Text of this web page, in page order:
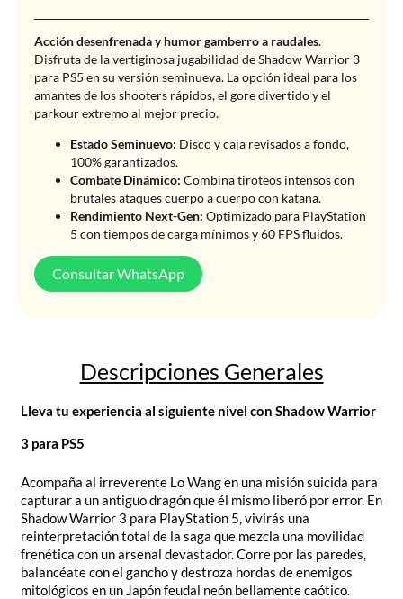
Acción desenfrenada y humor gamberro a raudales.
Disfruta de la vertiginosa jugabilidad de Shadow Warrior 3
para PS5 en su versión seminueva. La opción ideal para los
amantes de los shooters rápidos, el gore divertido y el
parkour extremo al mejor precio.
Estado Seminuevo: Disco y caja revisados a fondo,
100% garantizados.
Combate Dinámico: Combina tiroteos intensos con
brutales ataques cuerpo a cuerpo con katana.
Rendimiento Next-Gen: Optimizado para PlayStation
5 con tiempos de carga mínimos y 60 FPS fluidos.
Consultar WhatsApp
Descripciones Generales
Lleva tu experiencia al siguiente nivel con Shadow Warrior
3 para PS5
Acompaña al irreverente Lo Wang en una misión suicida para
capturar a un antiguo dragón que él mismo liberó por error. En
Shadow Warrior 3 para PlayStation 5, vivirás una
reinterpretación total de la saga que mezcla una movilidad
frenética con un arsenal devastador. Corre por las paredes,
balancéate con el gancho y destroza hordas de enemigos
mitológicos en un Japón feudal neón bellamente caótico.